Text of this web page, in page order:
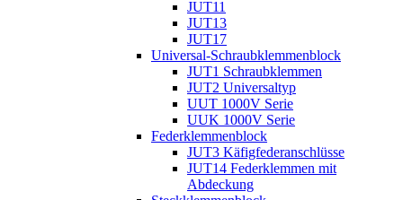
JUT11
JUT13
JUT17
Universal-Schraubklemmenblock
JUT1 Schraubklemmen
JUT2 Universaltyp
UUT 1000V Serie
UUK 1000V Serie
Federklemmenblock
JUT3 Käfigfederanschlüsse
JUT14 Federklemmen mit
Abdeckung